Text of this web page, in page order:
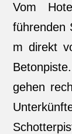
Vom
führenden
m direkt
gehen